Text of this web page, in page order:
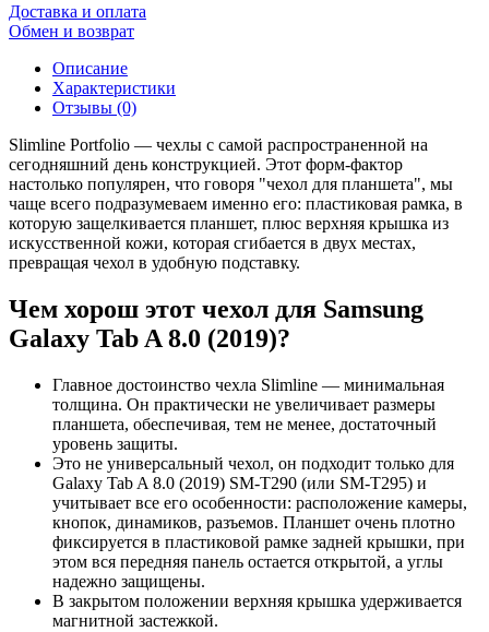
Доставка и оплата
Обмен и возврат
Описание
Характеристики
Отзывы (0)
Slimline Portfolio — чехлы с самой распространенной на
сегодняшний день конструкцией. Этот форм-фактор
настолько популярен, что говоря "чехол для планшета", мы
чаще всего подразумеваем именно его: пластиковая рамка, в
которую защелкивается планшет, плюс верхняя крышка из
искусственной кожи, которая сгибается в двух местах,
превращая чехол в удобную подставку.
Чем хорош этот чехол для Samsung
Galaxy Tab A 8.0 (2019)?
Главное достоинство чехла Slimline — минимальная
толщина. Он практически не увеличивает размеры
планшета, обеспечивая, тем не менее, достаточный
уровень защиты.
Это не универсальный чехол, он подходит только для
Galaxy Tab A 8.0 (2019) SM-T290 (или SM-T295) и
учитывает все его особенности: расположение камеры,
кнопок, динамиков, разъемов. Планшет очень плотно
фиксируется в пластиковой рамке задней крышки, при
этом вся передняя панель остается открытой, а углы
надежно защищены.
В закрытом положении верхняя крышка удерживается
магнитной застежкой.